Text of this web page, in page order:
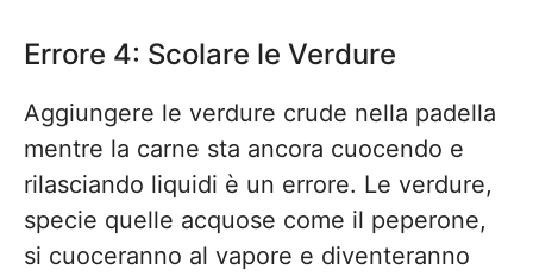
Errore 4: Scolare le Verdure
Aggiungere le verdure crude nella padella
mentre la carne sta ancora cuocendo e
rilasciando liquidi è un errore. Le verdure,
specie quelle acquose come il peperone,
si cuoceranno al vapore e diventeranno